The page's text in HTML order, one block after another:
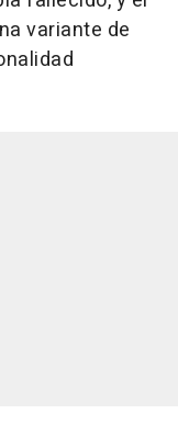
variante de